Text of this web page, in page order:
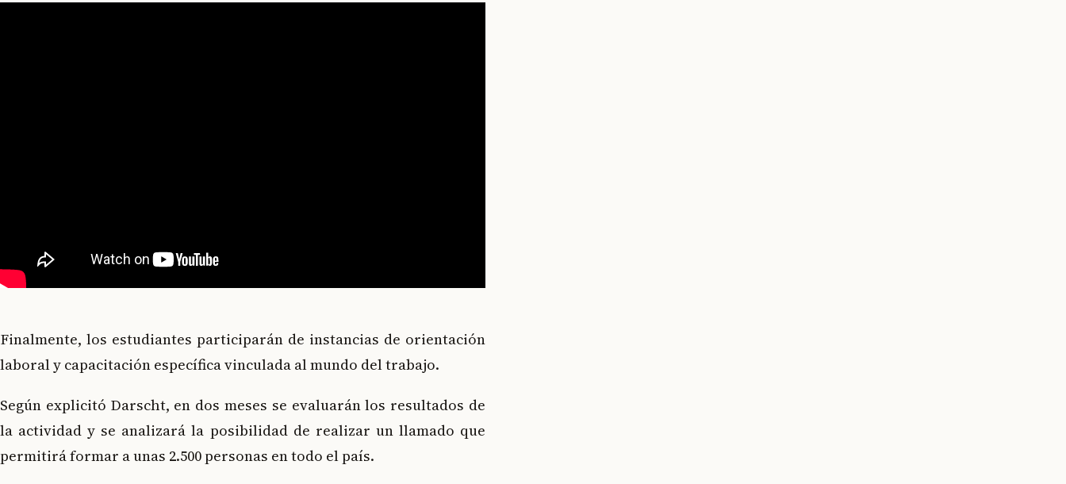
Finalmente, los estudiantes participarán de instancias de orientación
laboral y capacitación específica vinculada al mundo del trabajo.
Según explicitó Darscht, en dos meses se evaluarán los resultados de
la actividad y se analizará la posibilidad de realizar un llamado que
permitirá formar a unas 2.500 personas en todo el país.